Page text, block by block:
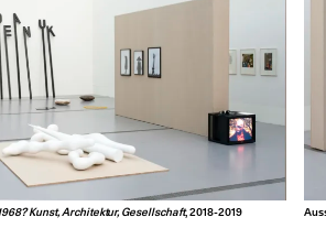
Kunst, Architektur, Gesellschaft, 2018-2019